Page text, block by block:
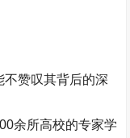
不赞叹其背后的深
余所高校的专家学